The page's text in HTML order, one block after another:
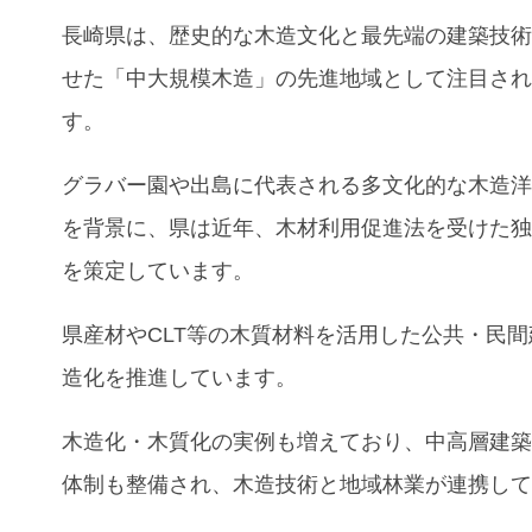
長崎県は、歴史的な木造文化と最先端の建築技
せた「中大規模木造」の先進地域として注目さ
す。
グラバー園や出島に代表される多文化的な木造
を背景に、県は近年、木材利用促進法を受けた
を策定しています。
県産材やCLT等の木質材料を活用した公共・民
造化を推進しています。
木造化・木質化の実例も増えており、中高層建
体制も整備され、木造技術と地域林業が連携し